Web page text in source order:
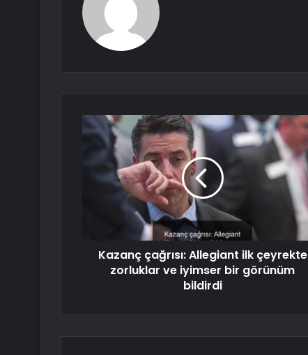
Kazanç çağrısı: Allegiant ilk çeyrekte
zorluklar ve iyimser bir görünüm
bildirdi